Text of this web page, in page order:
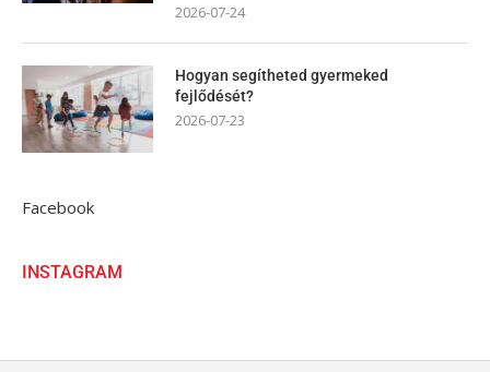
2026-07-24
Hogyan segítheted gyermeked
fejlődését?
2026-07-23
Facebook
INSTAGRAM